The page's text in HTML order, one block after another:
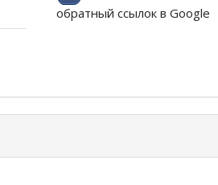
обратный ссылок в Google